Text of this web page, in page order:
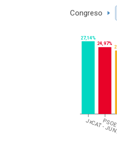
Congreso
JxCAT -PSOE
27,14%
24,97%